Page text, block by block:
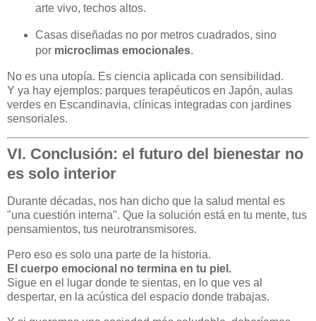
arte vivo, techos altos.
Casas diseñadas no por metros cuadrados, sino
por microclimas emocionales.
No es una utopía. Es ciencia aplicada con sensibilidad.
Y ya hay ejemplos: parques terapéuticos en Japón, aulas
verdes en Escandinavia, clínicas integradas con jardines
sensoriales.
VI. Conclusión: el futuro del bienestar no
es solo interior
Durante décadas, nos han dicho que la salud mental es
"una cuestión interna". Que la solución está en tu mente, tus
pensamientos, tus neurotransmisores.
Pero eso es solo una parte de la historia.
El cuerpo emocional no termina en tu piel.
Sigue en el lugar donde te sientas, en lo que ves al
despertar, en la acústica del espacio donde trabajas.